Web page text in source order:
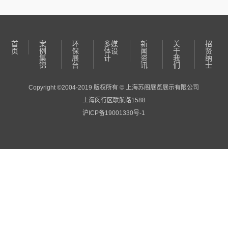
首
页
案
例
集
锦
环
保
展
台
多媒
体设
计
新
闻
资
讯
关
于
我
们
招
贤
纳
士
Copyright ©2004-2019 版权所有 © 上海苏阁展览展示有限公司
上海闵行区联航路1588
沪ICP备19001330号-1